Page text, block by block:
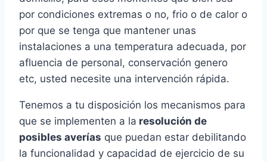
por condiciones extremas o no, frio o de calor o
por que se tenga que mantener unas
instalaciones a una temperatura adecuada, por
afluencia de personal, conservación genero
etc, usted necesite una intervención rápida.
Tenemos a tu disposición los mecanismos para
que se implementen a la resolución de
posibles averías que puedan estar debilitando
la funcionalidad y capacidad de ejercicio de su